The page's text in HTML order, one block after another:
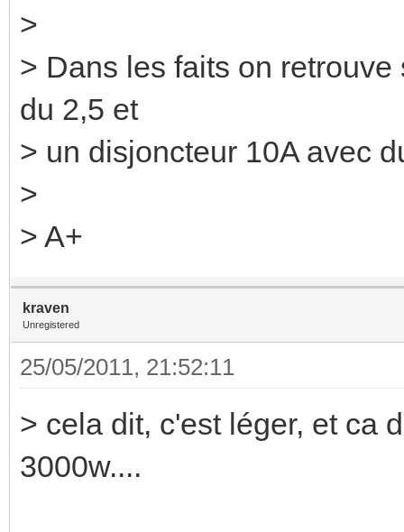
>
> Dans les faits on
du 2,5 et
> un disjoncteur 10A avec
>
> A+
kraven
Unregistered
25/05/2011, 21:52:11
> cela dit, c'est léger, et ca
3000w....